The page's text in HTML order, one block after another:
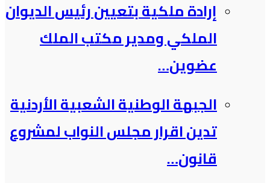
إرادة ملكية بتعيين رئيس الديوان
الملكي ومدير مكتب الملك
عضوين…
الجبهة الوطنية الشعبية الأردنية
تدين اقرار مجلس النواب لمشروع
قانون…